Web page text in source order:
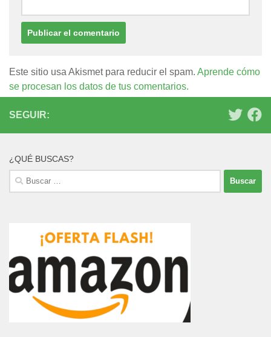
Este sitio usa Akismet para reducir el spam. Aprende cómo
se procesan los datos de tus comentarios.
SEGUIR:
¿QUÉ BUSCAS?
Buscar: